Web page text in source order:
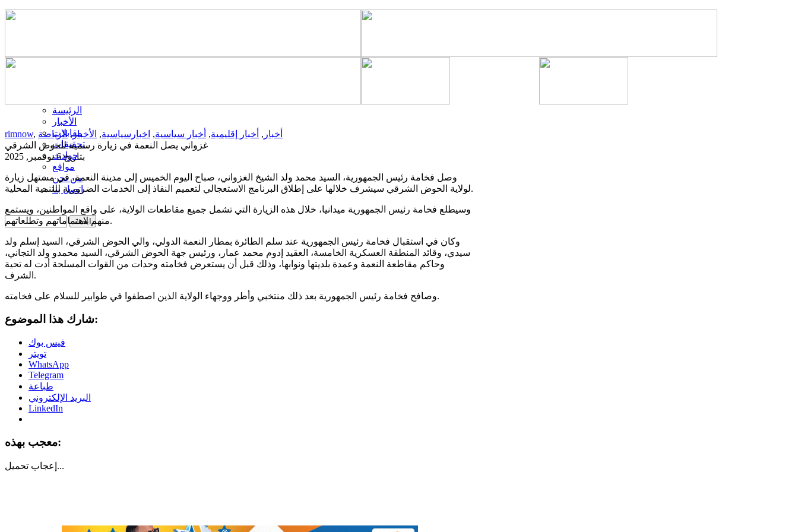
الرئيسة
الأخبار
مقابلات
تحقيقات
حوادث
مواقع
من نحن
اتصل بنا
rimnow, أخبار , أخبار إقليمية, أخبار سياسية, اخبارسياسية, الأخبار,الرياضة
غزواني يصل النعمة في زيارة رسمية للحوض الشرقي
بتاريخ 6 نوفمبر, 2025
وصل فخامة رئيس الجمهورية، السيد محمد ولد الشيخ الغزواني، صباح اليوم الخميس إلى مدينة النعمة، في مستهل زيارة
لولاية الحوض الشرقي سيشرف خلالها على إطلاق البرنامج الاستعجالي لتعميم النفاذ إلى الخدمات الضرورية للتنمية المحلية.
وسيطلع فخامة رئيس الجمهورية ميدانيا، خلال هذه الزيارة التي تشمل جميع مقاطعات الولاية، على واقع المواطنين، ويستمع
منهم لاهتماماتهم وتطلعاتهم.
وكان في استقبال فخامة رئيس الجمهورية عند سلم الطائرة بمطار النعمة الدولي، والي الحوض الشرقي، السيد إسلم ولد
سيدي، وقائد المنطقة العسكرية الخامسة، العقيد إدوم محمد عمار، ورئيس جهة الحوض الشرقي، السيد محمدو ولد التجاني،
وحاكم مقاطعة النعمة وعمدة بلديتها ونوابها، وذلك قبل أن يستعرض فخامته وحدات من القوات المسلحة أدت له تحية
الشرف.
وصافح فخامة رئيس الجمهورية بعد ذلك منتخبي وأطر ووجهاء الولاية الذين اصطفوا في طوابير للسلام على فخامته.
شارك هذا الموضوع:
فيس بوك
تويتر
WhatsApp
Telegram
طباعة
البريد الإلكتروني
LinkedIn
معجب بهذه:
إعجاب تحميل...